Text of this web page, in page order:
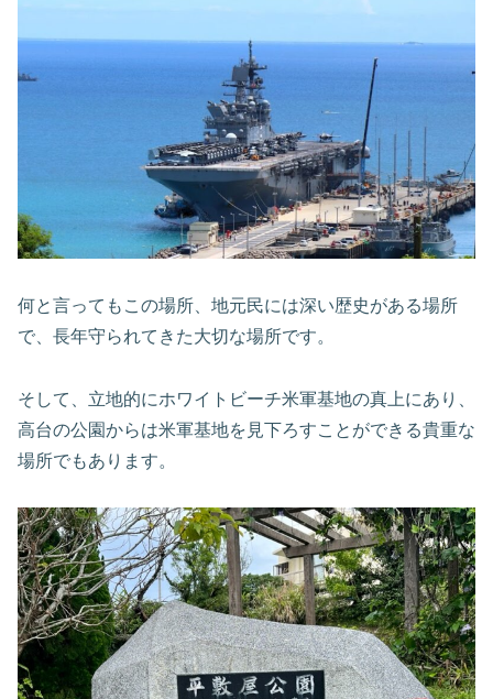
何と言ってもこの場所、地元民には深い歴史がある場所
で、長年守られてきた大切な場所です。
そして、立地的にホワイトビーチ米軍基地の真上にあり、
高台の公園からは米軍基地を見下ろすことができる貴重な
場所でもあります。